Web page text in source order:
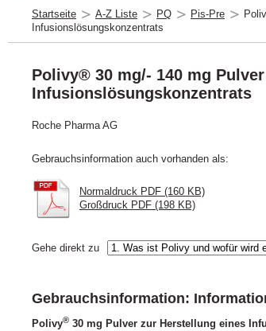
Startseite A-Z Liste PQ Pis-Pre
Infusionslösungskonzentrats
Polivy® 30 mg/- 140 mg
Infusionslösungskonzentrats
Roche Pharma AG
Gebrauchsinformation auch vorhanden als:
Normaldruck PDF (160 KB)
Großdruck PDF (198 KB)
Gehe direkt zu
Gebrauchsinformation:
Polivy® 30 mg Pulver zur Herstellung eines